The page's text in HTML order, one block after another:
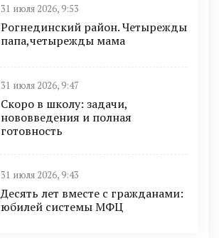
31 июля 2026, 9:53
Рогнединский район. Четырежды
папа,четырежды мама
31 июля 2026, 9:47
Скоро в школу: задачи,
нововведения и полная
готовность
31 июля 2026, 9:43
Десять лет вместе с гражданами:
юбилей системы МФЦ